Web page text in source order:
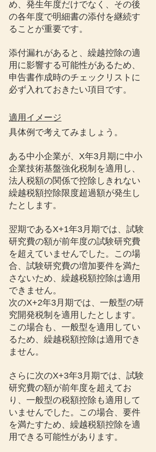
め、発生年度だけでなく、その後
の各年度で明細書の添付を継続す
ることが重要です。
添付漏れがあると、繰越控除の適
用に影響する可能性があるため、
申告書作成時のチェックリストに
必ず入れておきたい項目です。
適用イメージ
具体例で考えてみましょう。
ある中小企業が、X年3月期に中小
企業技術基盤強化税制を適用し、
法人税額の関係で控除しきれない
繰越税額控除限度超過額が発生し
たとします。
翌期であるX+1年3月期では、試験
研究費の額が前年度の試験研究費
を超えていませんでした。この場
合、試験研究費の増加要件を満た
さないため、繰越税額控除は適用
できません。
次のX+2年3月期では、一般型の研
究開発税制を適用したとします。
この場合も、一般型を適用してい
るため、繰越税額控除は適用でき
ません。
さらに次のX+3年3月期では、試験
研究費の額が前年度を超えてお
り、一般型の税額控除も適用して
いませんでした。この場合、要件
を満たすため、繰越税額控除を適
用できる可能性があります。